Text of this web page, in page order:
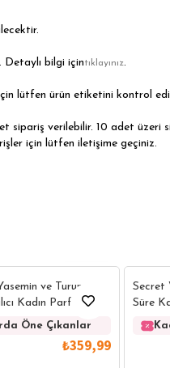
Detaylı bilgi içintıklayınız.
lütfen ürün etiketini kontrol
sipariş verilebilir. 10 adet üzeri
için lütfen iletişime geçiniz.
ve Turunç
Kadın Parfüm
Öne Çıkanlar
₺359,99
Secret
Süre